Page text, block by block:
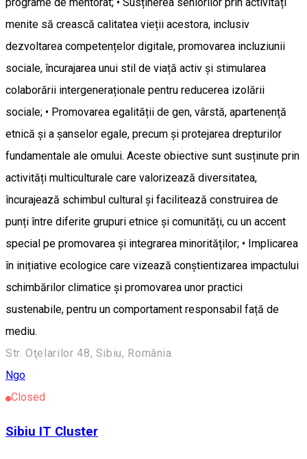
menite să crească calitatea vieții acestora, inclusiv
dezvoltarea competențelor digitale, promovarea incluziunii
sociale, încurajarea unui stil de viață activ și stimularea
colaborării intergeneraționale pentru reducerea izolării
sociale; • Promovarea egalității de gen, vârstă, apartenență
etnică și a șanselor egale, precum și protejarea drepturilor
fundamentale ale omului. Aceste obiective sunt susținute prin
activități multiculturale care valorizează diversitatea,
încurajează schimbul cultural și facilitează construirea de
punți între diferite grupuri etnice și comunități, cu un accent
special pe promovarea și integrarea minorităților; • Implicarea
în inițiative ecologice care vizează conștientizarea impactului
schimbărilor climatice și promovarea unor practici
sustenabile, pentru un comportament responsabil față de
mediu.
Str. Oţelarilor 48, Sibiu, România
Ngo
Closed
Sibiu IT Cluster